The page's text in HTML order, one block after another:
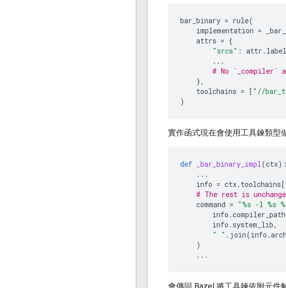
bar_binary = rule(
implementation =
attrs = {
"srcs" : attr .
...
# No `_compiler`
},
toolchains = [ "//
)
實作函式現在會使用工具鍊類型
def _bar_binary_impl(ctx):
...
info = ctx. toolchains[
# The rest is
command = "%s -l %s
info .compiler_path
info . system_lib,
" " . join(info .
)
...